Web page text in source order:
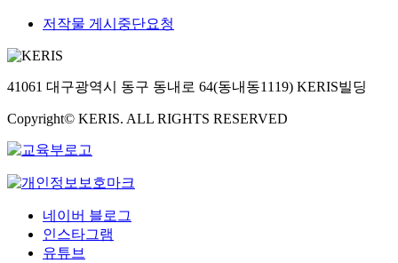
저작물 게시중단요청
41061 대구광역시 동구 동내로 64(동내동1119) KERIS빌딩
Copyright© KERIS. ALL RIGHTS RESERVED
네이버 블로그
인스타그램
유튜브